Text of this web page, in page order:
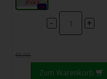
0x
- +
€6,90
Zum Warenkorb